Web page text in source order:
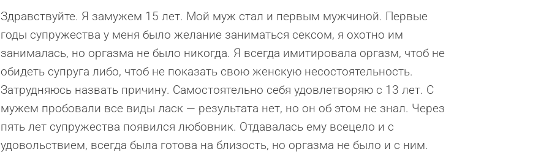
Здравствуйте. Я замужем 15 лет. Мой муж стал и первым мужчиной. Первые
годы супружества у меня было желание заниматься сексом, я охотно им
занималась, но оргазма не было никогда. Я всегда имитировала оргазм, чтоб не
обидеть супруга либо, чтоб не показать свою женскую несостоятельность.
Затрудняюсь назвать причину. Самостоятельно себя удовлетворяю с 13 лет. С
мужем пробовали все виды ласк — результата нет, но он об этом не знал. Через
пять лет супружества появился любовник. Отдавалась ему всецело и с
удовольствием, всегда была готова на близость, но оргазма не было и с ним.